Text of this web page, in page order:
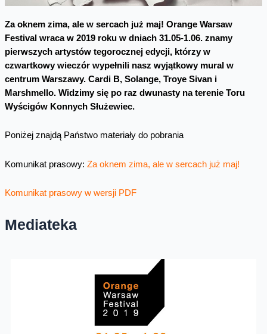
Za oknem zima, ale w sercach już maj! Orange Warsaw
Festival wraca w 2019 roku w dniach 31.05-1.06. znamy
pierwszych artystów tegorocznej edycji, którzy w
czwartkowy wieczór wypełnili nasz wyjątkowy mural w
centrum Warszawy. Cardi B, Solange, Troye Sivan i
Marshmello. Widzimy się po raz dwunasty na terenie Toru
Wyścigów Konnych Służewiec.
Poniżej znajdą Państwo materiały do pobrania
Komunikat prasowy: Za oknem zima, ale w sercach już maj!
Komunikat prasowy w wersji PDF
Mediateka